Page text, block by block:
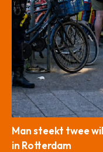
Man steekt twee
in Rotterdam